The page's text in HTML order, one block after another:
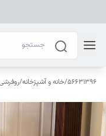
56631396
/خانه و آشپزخانه/